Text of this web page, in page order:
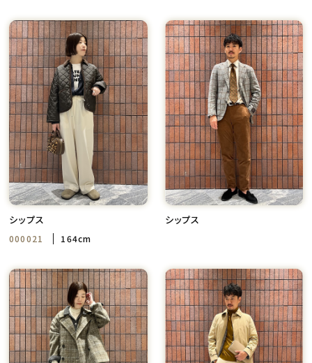
シップス
000021 164cm
シップス